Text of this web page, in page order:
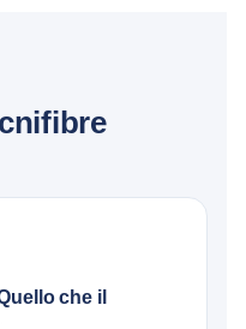
che il